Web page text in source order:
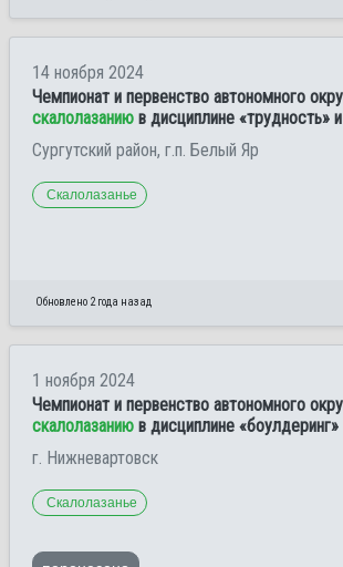
14 ноября 2024
Чемпионат и первенство автономного
скалолазанию в дисциплине «трудность»
Сургутский район, г.п. Белый Яр
Скалолазанье
Обновлено 2 года назад
1 ноября 2024
Чемпионат и первенство автономного
скалолазанию в дисциплине «боулдеринг»
г. Нижневартовск
Скалолазанье